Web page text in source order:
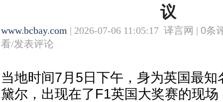
议
www.bcbay.com | 2026-07-06 11:05:17 译言网 | 0条
看/发表评论
当地时间7月5日下午，身为英国最
黛尔，出现在了F1英国大奖赛的现